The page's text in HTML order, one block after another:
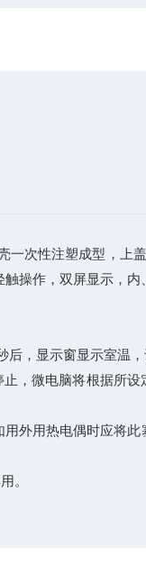
次性注塑成型，上
操作，双屏显示，
，显示窗显示室温
，微电脑将根据所
外用热电偶时应将
。